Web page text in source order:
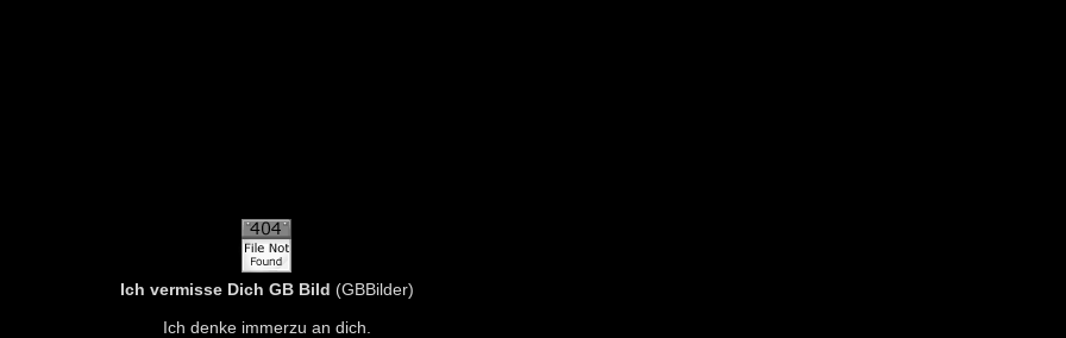
Ich vermisse Dich GB Bild (GBBilder)
Ich denke immerzu an dich.